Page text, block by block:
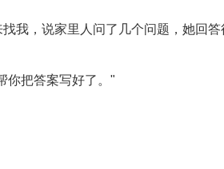
我，说家里人问了几个问题，她回答
你把答案写好了。"